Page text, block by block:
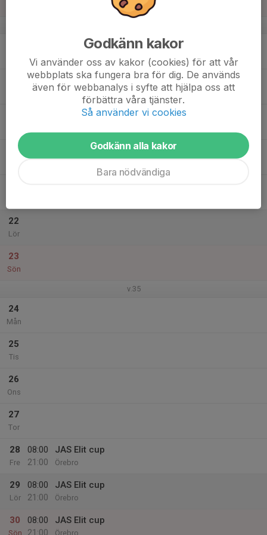
19:45
Innebandy + fys
Alfahallen - Gavlehov
19:00
20:30
Innebandy
Alfahallen - Gavlehov
20 Innebandy
22
Lör
23
Sön
v.35
24
Mån
25
Tis
26
Ons
27
Tor
28
Fre
08:00
21:00
JAS Elit cup
Örebro
29
Lör
08:00
21:00
JAS Elit cup
Örebro
30
Sön
08:00
21:00
JAS Elit cup
Örebro
Godkänn kakor
Vi använder oss av kakor (cookies) för att vår
webbplats ska fungera bra för dig. De används
även för webbanalys i syfte att hjälpa oss att
förbättra våra tjänster.
Så använder vi cookies
Godkänn alla kakor
Bara nödvändiga